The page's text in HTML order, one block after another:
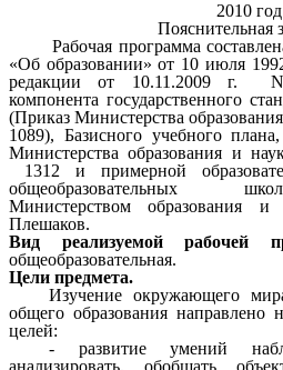
2010 год
Пояснительная
Рабочая программа
«Об образовании» от 10 июля
редакции от 10.11.2009 г. N
компонента государственного
(Приказ Министерства
1089), Базисного учебного
Министерства образования и
1312 и примерной
общеобразовательных
Министерством
Плешаков.
Вид реализуемой рабочей
общеобразовательная.
Цели предмета.
Изучение окружающего
общего образования направлено
целей:
- развитие умений